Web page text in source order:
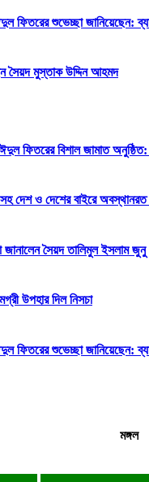
ফিতরের শুভেচ্ছা জানিয়েছেন:
সৈয়দ মুস্তাক উদ্দিন আহমদ
ফিতরের বিশাল জামাত
দেশ ও দেশের বাইরে
জানালেন সৈয়দ তালিমুল ইসলাম জুনু
উপহার দিল নিসচা
ফিতরের শুভেচ্ছা জানিয়েছেন:
মঙ্গল